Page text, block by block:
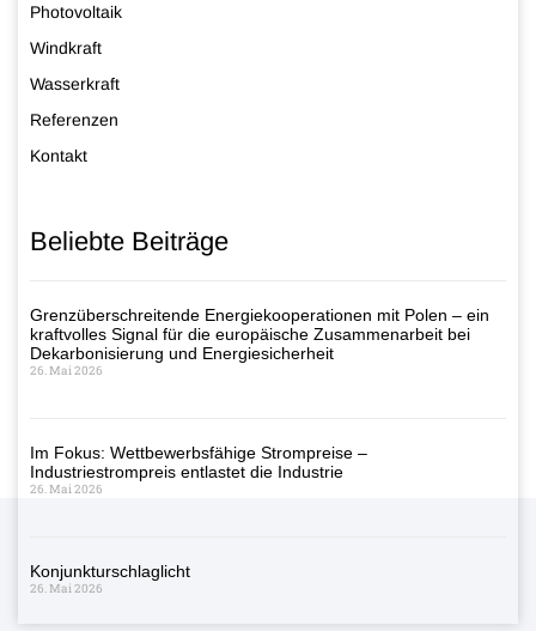
Photovoltaik
Windkraft
Wasserkraft
Referenzen
Kontakt
Beliebte Beiträge
Grenzüberschreitende Energiekooperationen mit Polen – ein
kraftvolles Signal für die europäische Zusammenarbeit bei
Dekarbonisierung und Energiesicherheit
26. Mai 2026
Im Fokus: Wettbewerbsfähige Strompreise –
Industriestrompreis entlastet die Industrie
26. Mai 2026
Konjunkturschlaglicht
26. Mai 2026